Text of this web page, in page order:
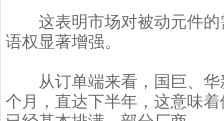
这表明市场对被动元件的
语权显著增强。
从订单端来看，国巨、华
个月，直达下半年，这意味